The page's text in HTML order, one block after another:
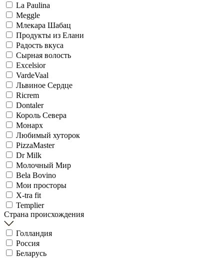
La Paulina
Meggle
Млекара Шабац
Продукты из Елани
Радость вкуса
Сырная волость
Excelsior
VardeVaal
Львиное Сердце
Ricrem
Dontaler
Король Севера
Монарх
Любимый хуторок
PizzaMaster
Dr Milk
Молочный Мир
Bela Bovino
Мои просторы
X-tra fit
Templier
Страна происхождения
Голландия
Россия
Беларусь